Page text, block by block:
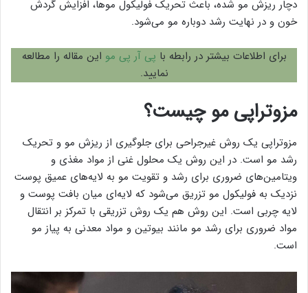
دچار ریزش مو شده، باعث تحریک فولیکول موها، افزایش گردش
خون و در نهایت رشد دوباره مو می‌شود.
برای اطلاعات بیشتر در رابطه با پی آر پی مو این مقاله را مطالعه
نمایید.
مزوتراپی مو چیست؟
مزوتراپی یک روش غیرجراحی برای جلوگیری از ریزش مو و تحریک
رشد مو است. در این روش یک محلول غنی از مواد مغذی و
ویتامین‌های ضروری برای رشد و تقویت مو به لایه‌های عمیق پوست
نزدیک به فولیکول مو تزریق می‌شود که لایه‌ای میان بافت پوست و
لایه چربی است. این روش هم یک روش تزریقی با تمرکز بر انتقال
مواد ضروری برای رشد مو مانند بیوتین و مواد معدنی به پیاز مو
است.